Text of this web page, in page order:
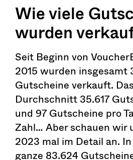
Wie viele
wurden
Seit Beginn von
2015 wurden insgesamt
Gutscheine verkauft.
Durchschnitt 35.617
und 97 Gutscheine pro
Zahl… Aber schauen wir
2023 mal im Detail an.
ganze 83.624